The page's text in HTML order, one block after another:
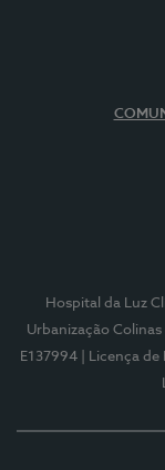
Hospital da Luz
Urbanização
E137994
| Licença